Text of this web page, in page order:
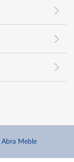
Abra Meble